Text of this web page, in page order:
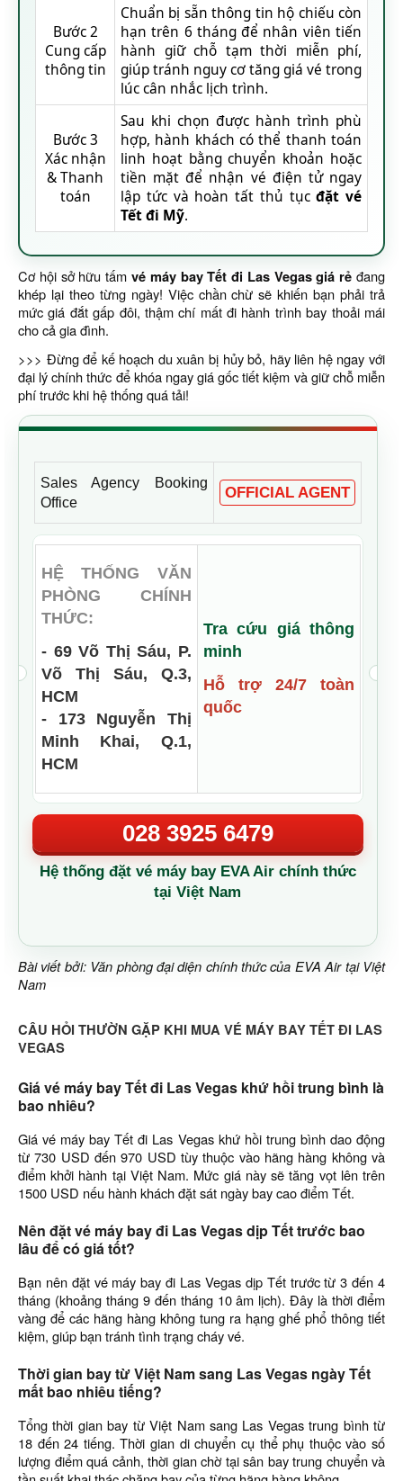
Bước 2
Cung cấp
thông tin
Chuẩn bị sẵn thông tin hộ chiếu còn
hạn trên 6 tháng để nhân viên tiến
hành giữ chỗ tạm thời miễn phí,
giúp tránh nguy cơ tăng giá vé trong
lúc cân nhắc lịch trình.
Bước 3
Xác nhận
& Thanh
toán
Sau khi chọn được hành trình phù
hợp, hành khách có thể thanh toán
linh hoạt bằng chuyển khoản hoặc
tiền mặt để nhận vé điện tử ngay
lập tức và hoàn tất thủ tụcđặt vé
Tết đi Mỹ.
Cơ hội sở hữu tấm vé máy bay Tết đi Las Vegas giá rẻđang
khép lại theo từng ngày! Việc chần chừ sẽ khiến bạn phải trả
mức giá đắt gấp đôi, thậm chí mất đi hành trình bay thoải mái
cho cả gia đình.
>>> Đừng để kế hoạch du xuân bị hủy bỏ, hãy liên hệ ngay với
đại lý chính thức để khóa ngay giá gốc tiết kiệm và giữ chỗ miễn
phí trước khi hệ thống quá tải!
Sales Agency Booking
Office
OFFICIAL AGENT
HỆ THỐNG VĂN
PHÒNG CHÍNH
THỨC:
- 69 Võ Thị Sáu, P.
Võ Thị Sáu, Q.3,
HCM
- 173 Nguyễn Thị
Minh Khai, Q.1,
HCM
Tra cứu giá thông
minh
Hỗ trợ 24/7 toàn
quốc
028 3925 6479
Hệ thống đặt vé máy bay EVA Air chính thức
tại Việt Nam
Bài viết bởi: Văn phòng đại diện chính thức của EVA Air tại Việt
Nam
CÂU HỎI THƯỜN GẶP KHI MUA VÉ MÁY BAY TẾT ĐI LAS
VEGAS
Giá vé máy bay Tết đi Las Vegas khứ hồi trung bình là
bao nhiêu?
Giá vé máy bay Tết đi Las Vegas khứ hồi trung bình dao động
từ 730 USD đến 970 USD tùy thuộc vào hãng hàng không và
điểm khởi hành tại Việt Nam. Mức giá này sẽ tăng vọt lên trên
1500 USD nếu hành khách đặt sát ngày bay cao điểm Tết.
Nên đặt vé máy bay đi Las Vegas dịp Tết trước bao
lâu để có giá tốt?
Bạn nên đặt vé máy bay đi Las Vegas dịp Tết trước từ 3 đến 4
tháng (khoảng tháng 9 đến tháng 10 âm lịch). Đây là thời điểm
vàng để các hãng hàng không tung ra hạng ghế phổ thông tiết
kiệm, giúp bạn tránh tình trạng cháy vé.
Thời gian bay từ Việt Nam sang Las Vegas ngày Tết
mất bao nhiêu tiếng?
Tổng thời gian bay từ Việt Nam sang Las Vegas trung bình từ
18 đến 24 tiếng. Thời gian di chuyển cụ thể phụ thuộc vào số
lượng điểm quá cảnh, thời gian chờ tại sân bay trung chuyển và